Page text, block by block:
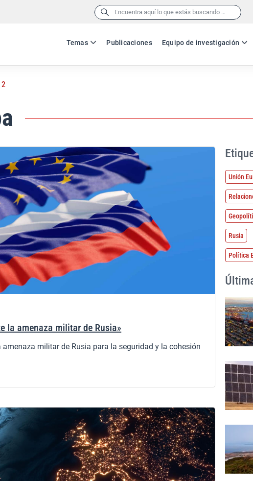
Buscar:
Temas Publicaciones Equipo de investigación
2
la amenaza militar de Rusia»
militar de Rusia para la seguridad y la cohesión
Unión
Rusia
Política